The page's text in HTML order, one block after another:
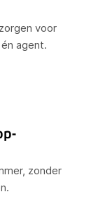
voor
agent.
zonder